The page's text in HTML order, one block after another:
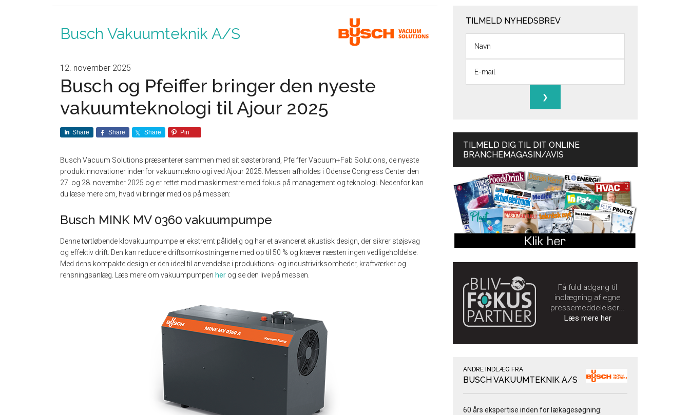
Busch Vakuumteknik A/S
12. november 2025
Busch og Pfeiffer bringer den nyeste
vakuumteknologi til Ajour 2025
Share Share Share Pin
Busch Vacuum Solutions præsenterer sammen med sit søsterbrand, Pfeiffer Vacuum+Fab Solutions, de nyeste
produktinnovationer indenfor vakuumteknologi ved Ajour 2025. Messen afholdes i Odense Congress Center den
27. og 28. november 2025 og er rettet mod maskinmestre med fokus på management og teknologi. Nedenfor kan
du læse mere om, hvad vi bringer med os på messen:
Busch MINK MV 0360 vakuumpumpe
Denne tørtløbende klovakuumpumpe er ekstremt pålidelig og har et avanceret akustisk design, der sikrer støjsvag
og effektiv drift. Den kan reducere driftsomkostningerne med op til 50 % og kræver næsten ingen vedligeholdelse.
Med dens kompakte design er den ideel til anvendelse i produktions- og industrivirksomheder, kraftværker og
rensningsanlæg. Læs mere om vakuumpumpen her og se den live på messen.
TILMELD NYHEDSBREV
TILMELD DIG TIL DIT ONLINE
BRANCHEMAGASIN/AVIS
Få fuld adgang til
indlægning af egne
pressemeddelelser...
Læs mere her
ANDRE INDLÆG FRA
BUSCH VAKUUMTEKNIK A/S
60 års ekspertise inden for lækagesøgning: